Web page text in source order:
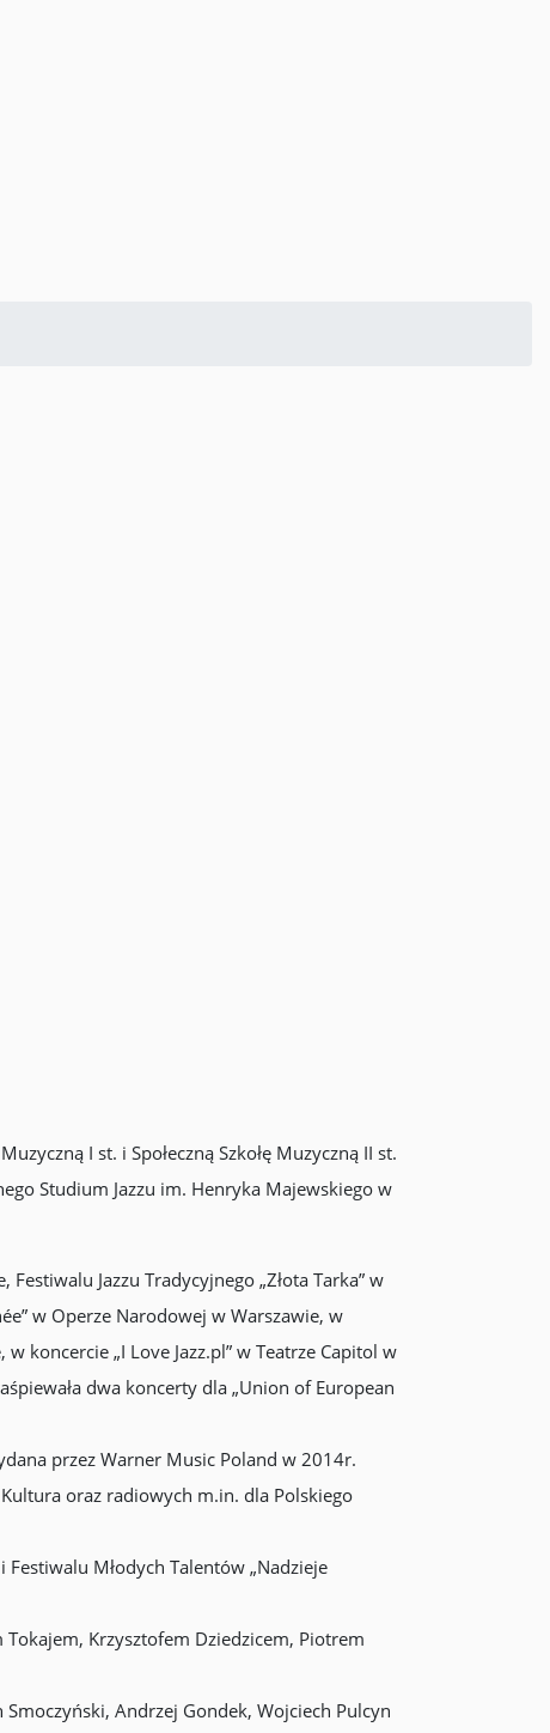
I st. i Społeczną Szkołę Muzyczną II st.
Studium Jazzu im. Henryka Majewskiego w
Jazzu Tradycyjnego „Złota Tarka” w
w Operze Narodowej w Warszawie, w
koncercie „I Love Jazz.pl” w Teatrze Capitol w
dwa koncerty dla „Union of European
przez Warner Music Poland w 2014r.
oraz radiowych m.in. dla Polskiego
Młodych Talentów „Nadzieje
Tokajem, Krzysztofem Dziedzicem, Piotrem
Andrzej Gondek, Wojciech Pulcyn